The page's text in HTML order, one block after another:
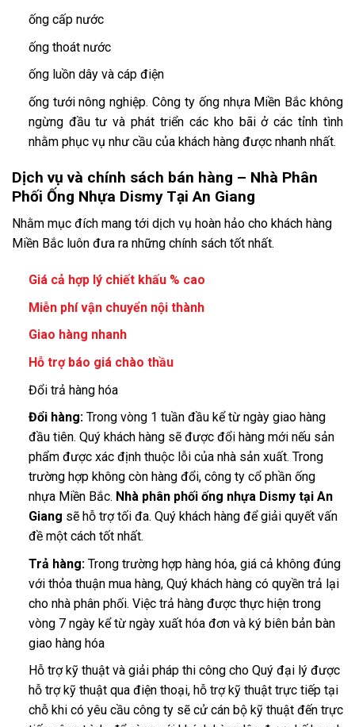
ống cấp nước
ống thoát nước
ống luồn dây và cáp điện
ống tưới nông nghiệp. Công ty ống nhựa Miền Bắc không
ngừng đầu tư và phát triển các kho bãi ở các tỉnh tình
nhằm phục vụ như cầu của khách hàng được nhanh nhất.
Dịch vụ và chính sách bán hàng – Nhà Phân
Phối Ống Nhựa Dismy Tại An Giang
Nhằm mục đích mang tới dịch vụ hoàn hảo cho khách hàng
Miền Bắc luôn đưa ra những chính sách tốt nhất.
Giá cả hợp lý chiết khấu % cao
Miễn phí vận chuyển nội thành
Giao hàng nhanh
Hỗ trợ báo giá chào thầu
Đổi trả hàng hóa
Đổi hàng:Trong vòng 1 tuần đầu kể từ ngày giao hàng
đầu tiên. Quý khách hàng sẽ được đổi hàng mới nếu sản
phẩm được xác định thuộc lỗi của nhà sản xuất. Trong
trường hợp không còn hàng đổi, công ty cổ phần ống
nhựa Miền Bắc. Nhà phân phối ống nhựa Dismy tại An
Giang sẽ hỗ trợ tối đa. Quý khách hàng để giải quyết vấn
đề một cách tốt nhất.
Trả hàng:Trong trường hợp hàng hóa, giá cả không đúng
với thỏa thuận mua hàng, Quý khách hàng có quyền trả lại
cho nhà phân phối. Việc trả hàng được thực hiện trong
vòng 7 ngày kể từ ngày xuất hóa đơn và ký biên bản bàn
giao hàng hóa
Hỗ trợ kỹ thuật và giải pháp thi công cho Quý đại lý được
hỗ trợ kỹ thuật qua điện thoại, hỗ trợ kỹ thuật trực tiếp tại
chỗ khi có yêu cầu công ty sẽ cử cán bộ kỹ thuật đến trực